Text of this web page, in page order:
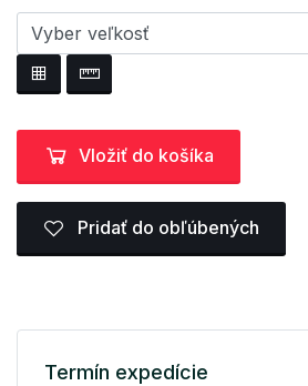
Vložiť do košíka
Pridať do obľúbených
Termín expedície